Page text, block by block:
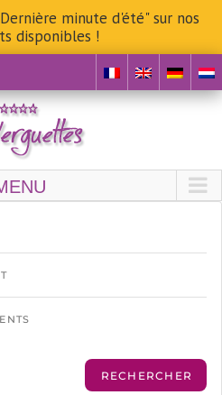
minute d'été" sur nos
disponibles !